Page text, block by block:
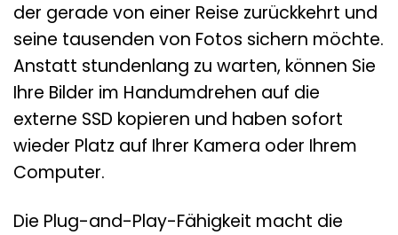
der gerade von einer Reise zurückkehrt und
seine tausenden von Fotos sichern möchte.
Anstatt stundenlang zu warten, können Sie
Ihre Bilder im Handumdrehen auf die
externe SSD kopieren und haben sofort
wieder Platz auf Ihrer Kamera oder Ihrem
Computer.
Die Plug-and-Play-Fähigkeit macht die